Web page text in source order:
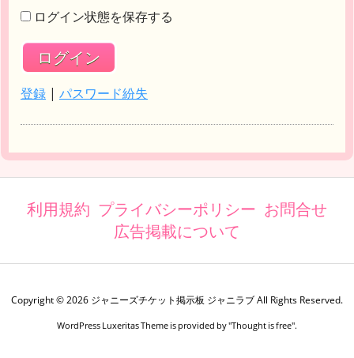
ログイン状態を保存する
登録 | パスワード紛失
利用規約 プライバシーポリシー お問合せ
広告掲載について
Copyright ©2026 ジャニーズチケット掲示板 ジャニラブAll Rights Reserved.
WordPress Luxeritas Theme is provided by "Thought is free".